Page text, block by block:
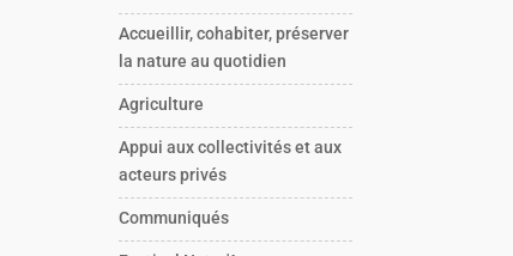
Accueillir, cohabiter, préserver
la nature au quotidien
Agriculture
Appui aux collectivités et aux
acteurs privés
Communiqués